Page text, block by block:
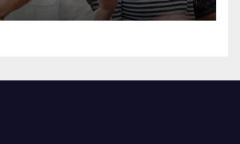
Peraturan
undangan